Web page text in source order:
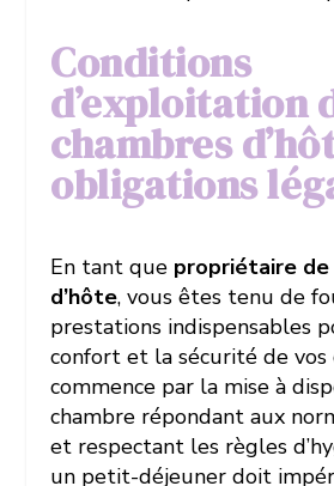
Conditions
d’exploitation
chambres
obligations
En tant que propriétaire de
d’hôte, vous êtes tenu de
prestations indispensables
confort et la sécurité de vos
commence par la mise à
chambre répondant aux
et respectant les règles
un petit-déjeuner doit